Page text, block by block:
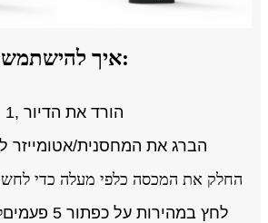
איך להישתמש:
1, הורד את הדיור
2, הברג את המחסנית/אטומייזר
החלק את המכסה כלפי מעלה כדי
4, לחץ במהירות על כפתור 5 פעמים